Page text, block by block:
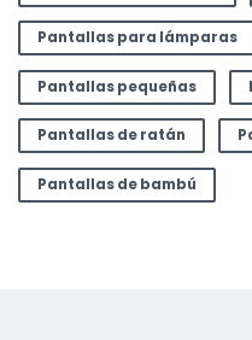
Pantallas para lámparas
Pantallas pequeñas
Pantallas de ratán
Pantallas de bambú